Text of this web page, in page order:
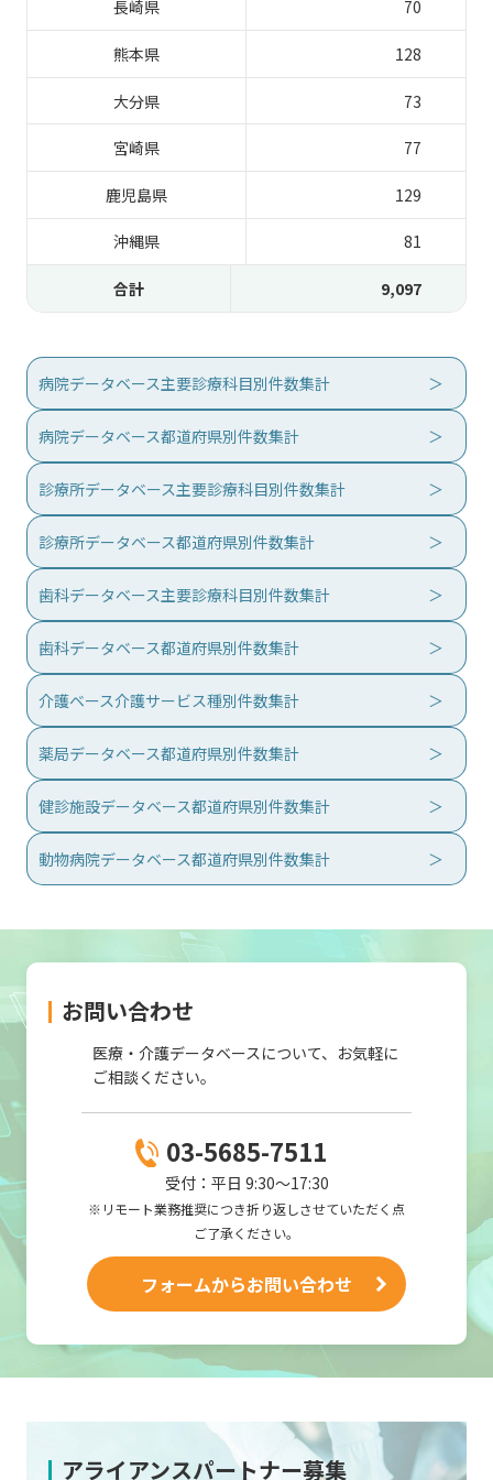
長崎県 70
熊本県 128
大分県 73
宮崎県 77
鹿児島県 129
沖縄県 81
合計 9,097
病院データベース主要診療科目別件数集計
病院データベース都道府県別件数集計
診療所データベース主要診療科目別件数集計
診療所データベース都道府県別件数集計
歯科データベース主要診療科目別件数集計
歯科データベース都道府県別件数集計
介護ベース介護サービス種別件数集計
薬局データベース都道府県別件数集計
健診施設データベース都道府県別件数集計
動物病院データベース都道府県別件数集計
お問い合わせ
医療・介護データベースについて、お気軽に
ご相談ください。
03-5685-7511
受付：平日 9:30～17:30
※リモート業務推奨につき折り返しさせていただく点
ご了承ください。
フォームからお問い合わせ
アライアンスパートナー募集